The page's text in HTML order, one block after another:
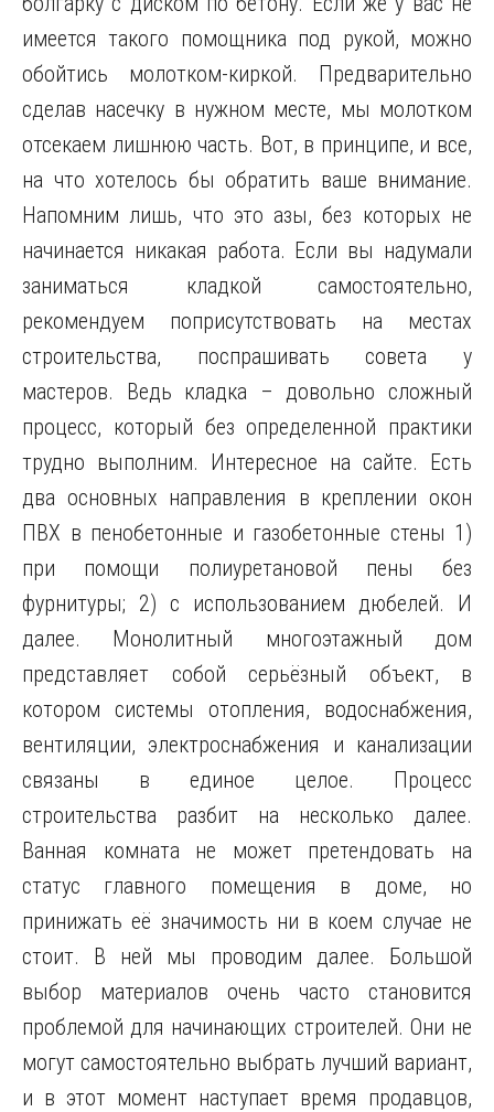
имеется такого помощника под рукой, можно
обойтись молотком-киркой. Предварительно
сделав насечку в нужном месте, мы молотком
отсекаем лишнюю часть. Вот, в принципе, и все,
на что хотелось бы обратить ваше внимание.
Напомним лишь, что это азы, без которых не
начинается никакая работа. Если вы надумали
заниматься кладкой самостоятельно,
рекомендуем поприсутствовать на местах
строительства, поспрашивать совета у
мастеров. Ведь кладка – довольно сложный
процесс, который без определенной практики
трудно выполним. Интересное на сайте. Есть
два основных направления в креплении окон
ПВХ в пенобетонные и газобетонные стены 1)
при помощи полиуретановой пены без
фурнитуры; 2) с использованием дюбелей. И
далее. Монолитный многоэтажный дом
представляет собой серьёзный объект, в
котором системы отопления, водоснабжения,
вентиляции, электроснабжения и канализации
связаны в единое целое. Процесс
строительства разбит на несколько далее.
Ванная комната не может претендовать на
статус главного помещения в доме, но
принижать её значимость ни в коем случае не
стоит. В ней мы проводим далее. Большой
выбор материалов очень часто становится
проблемой для начинающих строителей. Они не
могут самостоятельно выбрать лучший вариант,
и в этот момент наступает время продавцов,